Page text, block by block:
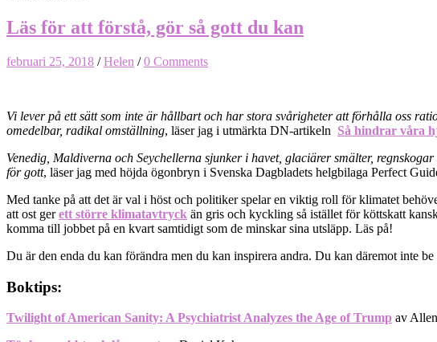
Läs för att förstå, gör så gott du kan
februari 25, 2018 /Helen /0 Comments
Vi lever på ett sätt som inte är hållbart och har stora svårigheter att förhålla oss
omedelbar, radikal omställning, läser jag i utmärkta DN-artikeln Så hindrar våra
Venedig, Maldiverna och Seychellerna sjunker i havet, glaciärer smälter,
för gott, läser jag med höjda ögonbryn i Svenska Dagbladets helgbilaga Perfect
Med tanke på att det är val i höst och politiker spelar en viktig roll för klimatet
att ost gerett större klimatavtryck än gris och kyckling så istället för köttskatt
komma till jobbet på en kvart samtidigt som de minskar sina utsläpp. Läs på!
Du är den enda du kan förändra men du kan inspirera andra. Du kan däremot inte
Boktips:
Twilight of American Sanity: A Psychiatrist Analyzes the Age of Trump av